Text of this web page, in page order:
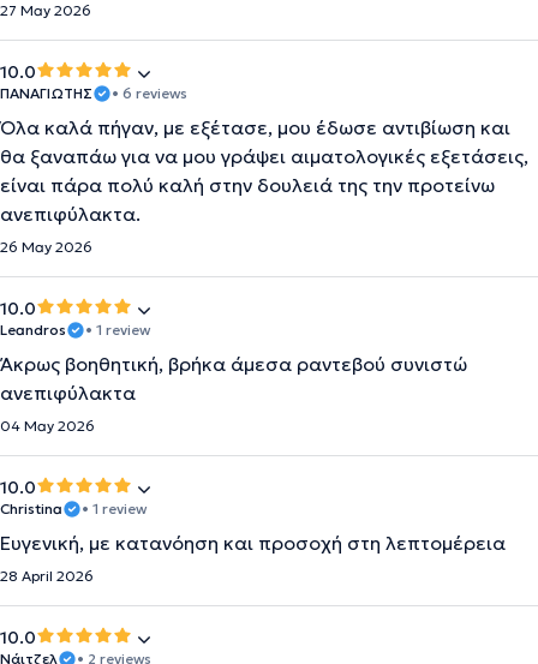
27 May 2026
10.0
ΠΑΝΑΓΙΩΤΗΣ • 6 reviews
Όλα καλά πήγαν, με εξέτασε, μου έδωσε αντιβίωση και
θα ξαναπάω για να μου γράψει αιματολογικές εξετάσεις,
είναι πάρα πολύ καλή στην δουλειά της την προτείνω
ανεπιφύλακτα.
26 May 2026
10.0
Leandros • 1 review
Άκρως βοηθητική, βρήκα άμεσα ραντεβού συνιστώ
ανεπιφύλακτα
04 May 2026
10.0
Christina • 1 review
Ευγενική, με κατανόηση και προσοχή στη λεπτομέρεια
28 April 2026
10.0
Νάιτζελ • 2 reviews